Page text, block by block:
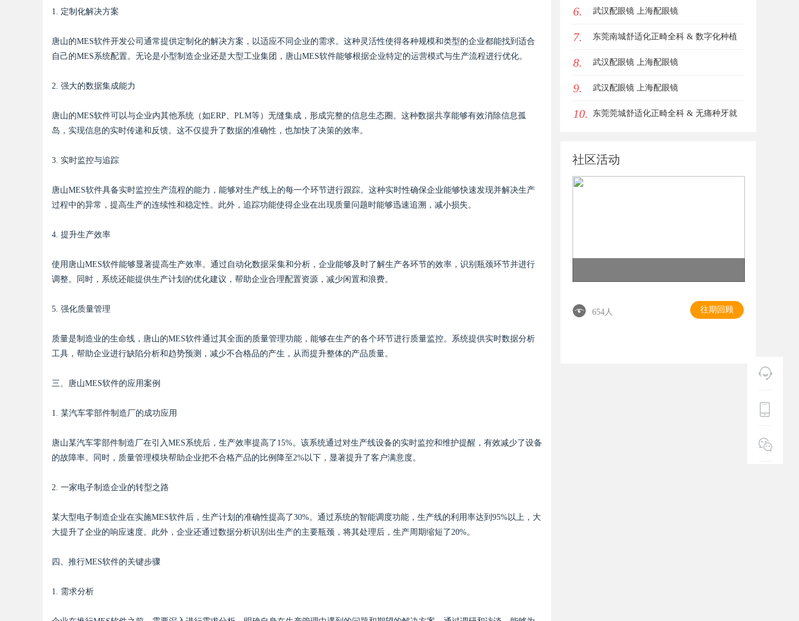
ar
d
1. 定制化解决方案
唐山的MES软件开发公司通常提供定制化的解决方案，以适应不同企业的需求。这种灵活性使得各种规模和类型的企业都能找到适合
自己的MES系统配置。无论是小型制造企业还是大型工业集团，唐山MES软件能够根据企业特定的运营模式与生产流程进行优化。
2. 强大的数据集成能力
唐山的MES软件可以与企业内其他系统（如ERP、PLM等）无缝集成，形成完整的信息生态圈。这种数据共享能够有效消除信息孤
岛，实现信息的实时传递和反馈。这不仅提升了数据的准确性，也加快了决策的效率。
3. 实时监控与追踪
唐山MES软件具备实时监控生产流程的能力，能够对生产线上的每一个环节进行跟踪。这种实时性确保企业能够快速发现并解决生产
过程中的异常，提高生产的连续性和稳定性。此外，追踪功能使得企业在出现质量问题时能够迅速追溯，减小损失。
4. 提升生产效率
使用唐山MES软件能够显著提高生产效率。通过自动化数据采集和分析，企业能够及时了解生产各环节的效率，识别瓶颈环节并进行
调整。同时，系统还能提供生产计划的优化建议，帮助企业合理配置资源，减少闲置和浪费。
5. 强化质量管理
质量是制造业的生命线，唐山的MES软件通过其全面的质量管理功能，能够在生产的各个环节进行质量监控。系统提供实时数据分析
工具，帮助企业进行缺陷分析和趋势预测，减少不合格品的产生，从而提升整体的产品质量。
三、唐山MES软件的应用案例
1. 某汽车零部件制造厂的成功应用
唐山某汽车零部件制造厂在引入MES系统后，生产效率提高了15%。该系统通过对生产线设备的实时监控和维护提醒，有效减少了设备
的故障率。同时，质量管理模块帮助企业把不合格产品的比例降至2%以下，显著提升了客户满意度。
2. 一家电子制造企业的转型之路
某大型电子制造企业在实施MES软件后，生产计划的准确性提高了30%。通过系统的智能调度功能，生产线的利用率达到95%以上，大
大提升了企业的响应速度。此外，企业还通过数据分析识别出生产的主要瓶颈，将其处理后，生产周期缩短了20%。
四、推行MES软件的关键步骤
1. 需求分析
库及其使用指南
6. 武汉配眼镜 上海配眼镜
7. 东莞南城舒适化正畸全科 & 数字化种植
诊疗专业指南
8. 武汉配眼镜 上海配眼镜
9. 武汉配眼镜 上海配眼镜
10. 东莞莞城舒适化正畸全科 & 无痛种牙就
社区活动
654人 往期回顾